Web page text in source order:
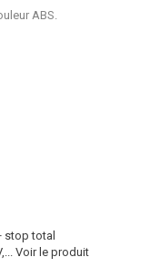
ABS.
stop total
Voir le produit